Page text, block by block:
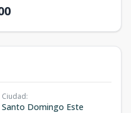
Ciudad:
Santo Domingo Este